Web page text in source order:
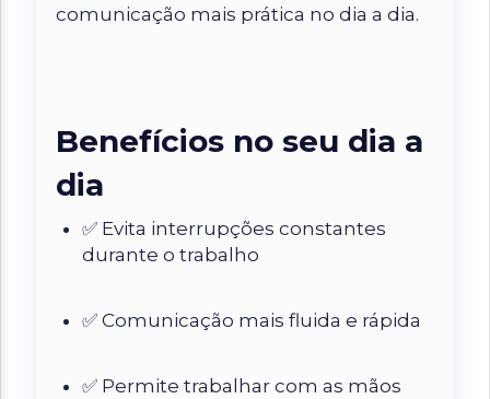
comunicação mais prática no dia a dia.
Benefícios no seu dia a
dia
✅ Evita interrupções constantes
durante o trabalho
✅ Comunicação mais fluida e rápida
✅ Permite trabalhar com as mãos